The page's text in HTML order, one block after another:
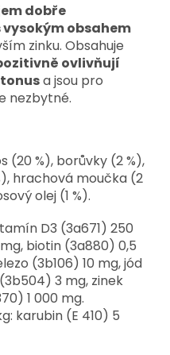
dobře
obsahem
zinku. Obsahuje
ovlivňují
a jsou pro
nezbytné.
(20 %), borůvky (2 %),
hrachová moučka (2
olej (1 %).
D3 (3a671) 250
biotin (3a880) 0,5
(3b106) 10 mg, jód
3 mg, zinek
1 000 mg.
karubin (E 410) 5